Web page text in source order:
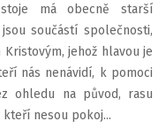
má obecně starší
součástí společnosti,
jehož hlavou je
nás nenávidí, k pomoci
ohledu na původ, rasu
nesou pokoj...